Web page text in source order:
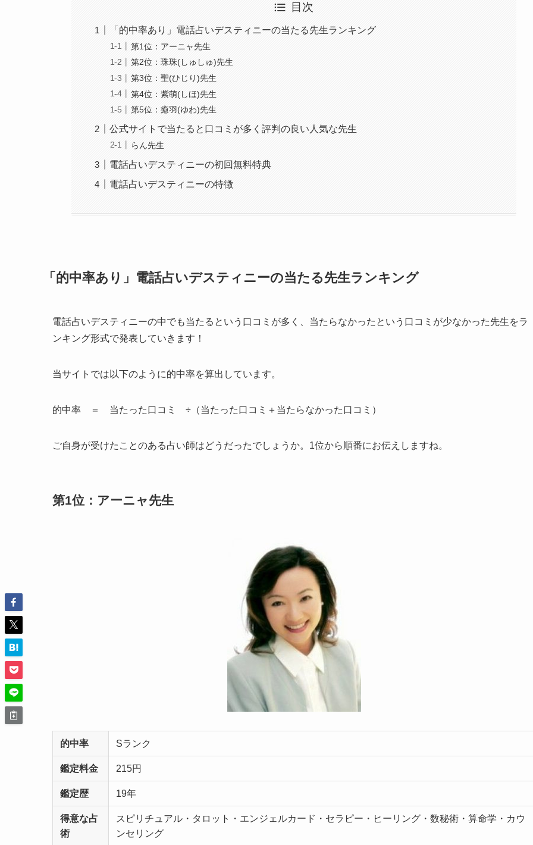
目次
「的中率あり」電話占いデスティニーの当たる先生ランキング
第1位：アーニャ先生
第2位：珠珠(しゅしゅ)先生
第3位：聖(ひじり)先生
第4位：紫萌(しほ)先生
第5位：癒羽(ゆわ)先生
公式サイトで当たると口コミが多く評判の良い人気な先生
らん先生
電話占いデスティニーの初回無料特典
電話占いデスティニーの特徴
「的中率あり」電話占いデスティニーの当たる先生ランキング
電話占いデスティニーの中でも当たるという口コミが多く、当たらなかったという口コミが少なかった先生をラ
ンキング形式で発表していきます！
当サイトでは以下のように的中率を算出しています。
的中率 ＝ 当たった口コミ ÷（当たった口コミ＋当たらなかった口コミ）
ご自身が受けたことのある占い師はどうだったでしょうか。1位から順番にお伝えしますね。
第1位：アーニャ先生
的中率 Sランク
鑑定料金 215円
鑑定歴 19年
得意な占
術
スピリチュアル・タロット・エンジェルカード・セラピー・ヒーリング・数秘術・算命学・カウ
ンセリング